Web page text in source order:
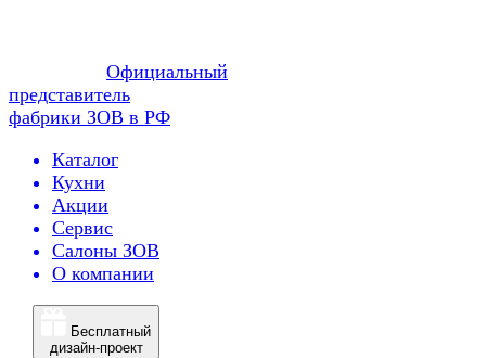
Официальный
представитель
фабрики ЗОВ в РФ
Каталог
Кухни
Акции
Сервис
Салоны ЗОВ
О компании
Бесплатный
дизайн-проект